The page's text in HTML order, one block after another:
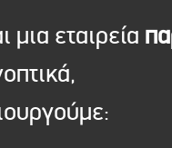
μια εταιρεία